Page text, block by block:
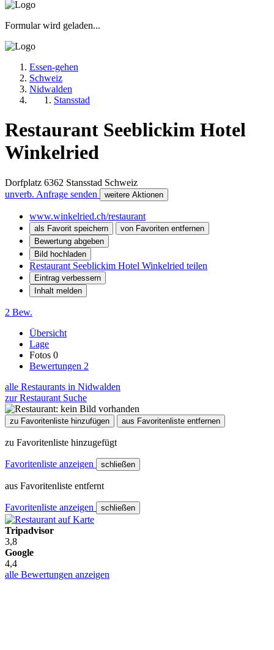
Formular wird geladen...
Essen-gehen
Schweiz
Nidwalden
Stansstad
Restaurant Seeblickim Hotel
Winkelried
Dorfplatz 6362 Stansstad Schweiz
unverb. Anfrage senden
weitere Aktionen
www.winkelried.ch/restaurant
als Favorit speichern
von Favoriten entfernen
Bewertung abgeben
Bild hochladen
Restaurant Seeblickim Hotel Winkelried teilen
Eintrag verbessern
Inhalt melden
2 Bew.
Übersicht
Lage
Fotos 0
Bewertungen 2
alle Restaurants in Nidwalden
zur Restaurant Suche
zu Favoritenliste hinzufügen aus Favoritenliste entfernen
zu Favoritenliste hinzugefügt
Favoritenliste anzeigen schließen
aus Favoritenliste entfernt
Favoritenliste anzeigen schließen
Tripadvisor
3,8
Google
4,4
alle Bewertungen anzeigen